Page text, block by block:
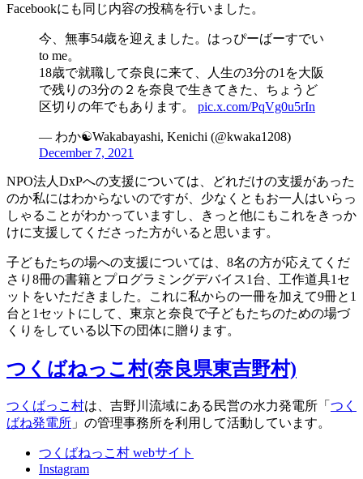
Facebookにも同じ内容の投稿を行いました。
今、無事54歳を迎えました。はっぴーばーすでい
to me。
18歳で就職して奈良に来て、人生の3分の1を大阪
で残りの3分の２を奈良で生きてきた、ちょうど
区切りの年でもあります。 pic.x.com/PqVg0u5rIn
— わか☯️Wakabayashi, Kenichi (@kwaka1208)
December 7, 2021
NPO法人DxPへの支援については、どれだけの支援があった
のか私にはわからないのですが、少なくともお一人はいらっ
しゃることがわかっていますし、きっと他にもこれをきっか
けに支援してくださった方がいると思います。
子どもたちの場への支援については、8名の方が応えてくだ
さり8冊の書籍とプログラミングデバイス1台、工作道具1セ
ットをいただきました。これに私からの一冊を加えて9冊と1
台と1セットにして、東京と奈良で子どもたちのための場づ
くりをしている以下の団体に贈ります。
つくばねっこ村(奈良県東吉野村)
つくばっこ村は、吉野川流域にある民営の水力発電所「 つく
ばね発電所 」の管理事務所を利用して活動しています。
つくばねっこ村 webサイト
Instagram